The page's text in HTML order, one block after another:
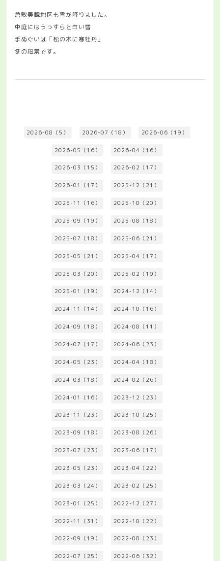
倉敷美観地区も雪が降りました。
中庭にはうっすらと白い雪
手ぬぐいは「松の木に寒牡丹」
冬の風景です。
2026-08（5） 2026-07（18） 2026-06（19）
2026-05（16） 2026-04（16）
2026-03（15） 2026-02（17）
2026-01（17） 2025-12（21）
2025-11（16） 2025-10（20）
2025-09（19） 2025-08（18）
2025-07（18） 2025-06（21）
2025-05（21） 2025-04（17）
2025-03（20） 2025-02（19）
2025-01（19） 2024-12（14）
2024-11（14） 2024-10（16）
2024-09（18） 2024-08（11）
2024-07（17） 2024-06（23）
2024-05（23） 2024-04（18）
2024-03（18） 2024-02（26）
2024-01（16） 2023-12（23）
2023-11（23） 2023-10（25）
2023-09（18） 2023-08（26）
2023-07（23） 2023-06（17）
2023-05（23） 2023-04（22）
2023-03（24） 2023-02（25）
2023-01（25） 2022-12（27）
2022-11（31） 2022-10（22）
2022-09（19） 2022-08（23）
2022-07（25） 2022-06（32）